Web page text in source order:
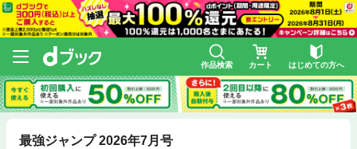
作品検索 カート はじめての方へ
最強ジャンプ 2026年7月号